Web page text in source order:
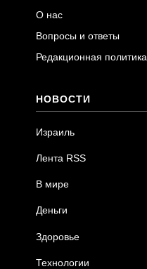
О нас
Вопросы и ответы
Редакционная политика
НОВОСТИ
Израиль
Лента RSS
В мире
Деньги
Здоровье
Технологии